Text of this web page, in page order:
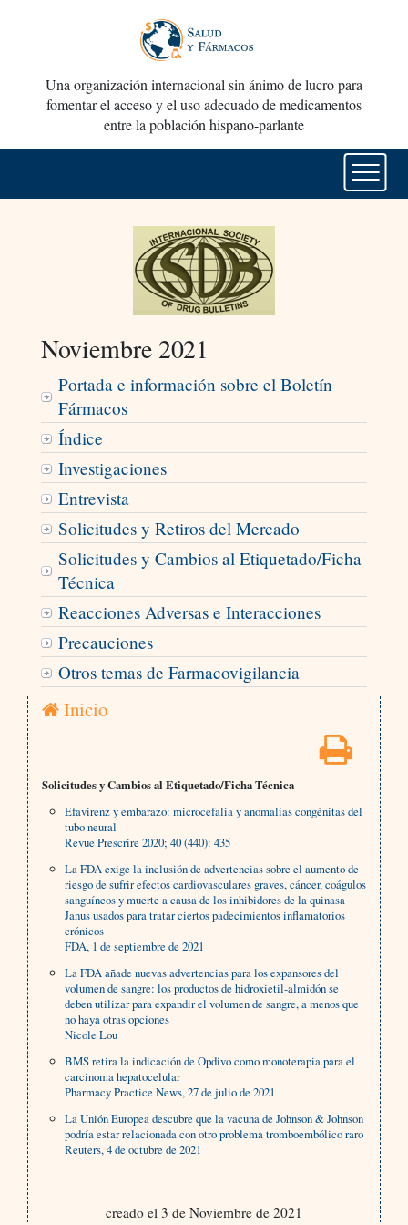
Una organización internacional sin ánimo de lucro para
fomentar el acceso y el uso adecuado de medicamentos
entre la población hispano-parlante
Noviembre 2021
Portada e información sobre el Boletín
Fármacos
Índice
Investigaciones
Entrevista
Solicitudes y Retiros del Mercado
Solicitudes y Cambios al Etiquetado/Ficha
Técnica
Reacciones Adversas e Interacciones
Precauciones
Otros temas de Farmacovigilancia
Inicio
Solicitudes y Cambios al Etiquetado/Ficha Técnica
Efavirenz y embarazo: microcefalia y anomalías congénitas del
tubo neural
Revue Prescrire 2020; 40 (440): 435
La FDA exige la inclusión de advertencias sobre el aumento de
riesgo de sufrir efectos cardiovasculares graves, cáncer, coágulos
sanguíneos y muerte a causa de los inhibidores de la quinasa
Janus usados para tratar ciertos padecimientos inflamatorios
crónicos
FDA, 1 de septiembre de 2021
La FDA añade nuevas advertencias para los expansores del
volumen de sangre: los productos de hidroxietil-almidón se
deben utilizar para expandir el volumen de sangre, a menos que
no haya otras opciones
Nicole Lou
BMS retira la indicación de Opdivo como monoterapia para el
carcinoma hepatocelular
Pharmacy Practice News, 27 de julio de 2021
La Unión Europea descubre que la vacuna de Johnson & Johnson
podría estar relacionada con otro problema tromboembólico raro
Reuters, 4 de octubre de 2021
creado el 3 de Noviembre de 2021